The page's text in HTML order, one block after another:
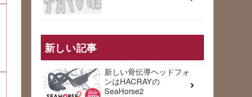
新しい記事
新しい骨伝導ヘッドフォ
ンはHACRAYの
SeaHorse2